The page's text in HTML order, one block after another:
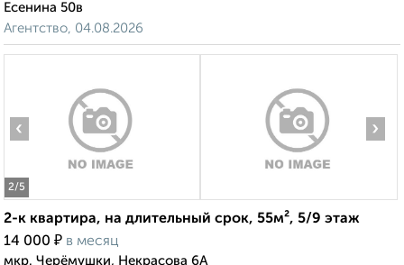
Есенина 50в
Агентство, 04.08.2026
2/5
‹ ›
2-к квартира, на длительный срок, 55м², 5/9 этаж
14 000 ₽ в месяц
мкр. Черёмушки, Некрасова 6А